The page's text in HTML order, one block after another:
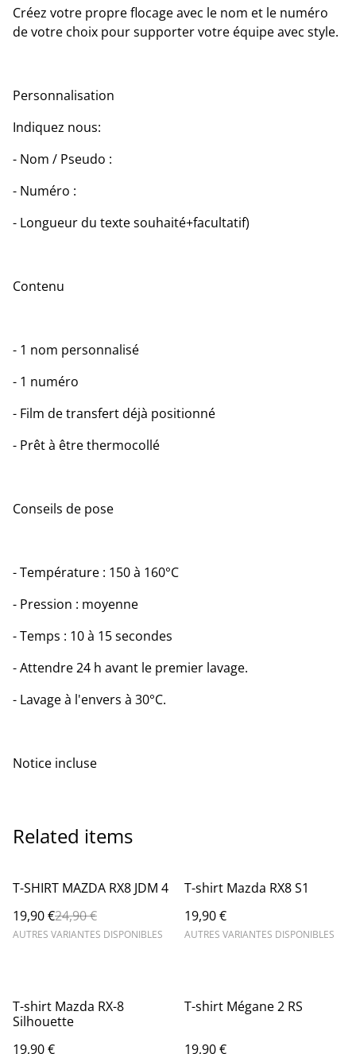
Créez votre propre flocage avec le nom et le numéro
de votre choix pour supporter votre équipe avec style.
Personnalisation
Indiquez nous:
- Nom / Pseudo :
- Numéro :
- Longueur du texte souhaité+facultatif)
Contenu
- 1 nom personnalisé
- 1 numéro
- Film de transfert déjà positionné
- Prêt à être thermocollé
Conseils de pose
- Température : 150 à 160°C
- Pression : moyenne
- Temps : 10 à 15 secondes
- Attendre 24 h avant le premier lavage.
- Lavage à l'envers à 30°C.
Notice incluse
Related items
%
T-SHIRT MAZDA RX8 JDM 4
19,90 €24,90 €
AUTRES VARIANTES DISPONIBLES
T-shirt Mazda RX8 S1
19,90 €
AUTRES VARIANTES DISPONIBLES
T-shirt Mazda RX-8
Silhouette
19,90 €
T-shirt Mégane 2 RS
19,90 €